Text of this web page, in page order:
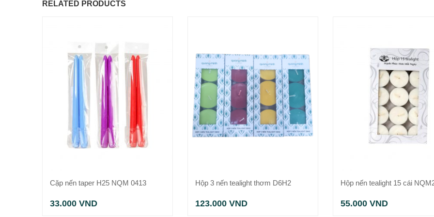
RELATED PRODUCTS
Cặp nến taper H25 NQM 0413
33.000 VND
Hộp 3 nến tealight thơm D6H2
123.000 VND
Hộp nến tealight 15 cái
55.000 VND